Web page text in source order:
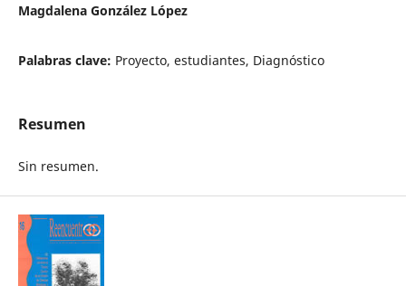
Magdalena González López
Palabras clave: Proyecto, estudiantes, Diagnóstico
Resumen
Sin resumen.